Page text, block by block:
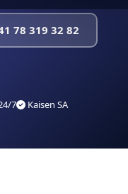
78 319 32 82
7 Kaisen SA